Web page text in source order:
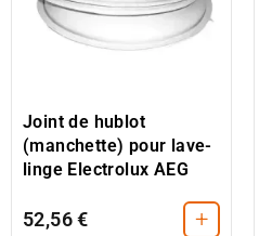
Joint de hublot
(manchette) pour lave-
linge Electrolux AEG
52,56 € +